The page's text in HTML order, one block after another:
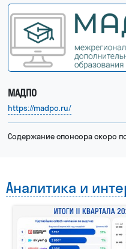
Рейтинг крупнейших эдтех-
Рейтинг крупнейших эдтех-
Бизнес-премия рынка онлайн-
МАДПО
https://madpo.ru/
Содержание спонсора скоро
Аналитика и